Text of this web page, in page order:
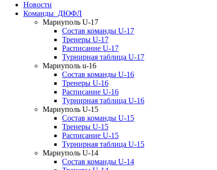
Новости
Команды ДЮФЛ
Мариуполь U-17
Состав команды U-17
Тренеры U-17
Расписание U-17
Турнирная таблица U-17
Мариуполь u-16
Состав команды U-16
Тренеры U-16
Расписание U-16
Турнирная таблица U-16
Мариуполь U-15
Состав команды U-15
Тренеры U-15
Расписание U-15
Турнирная таблица U-15
Мариуполь U-14
Состав команды U-14